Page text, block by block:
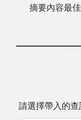
摘要內容最
請選擇帶入的查